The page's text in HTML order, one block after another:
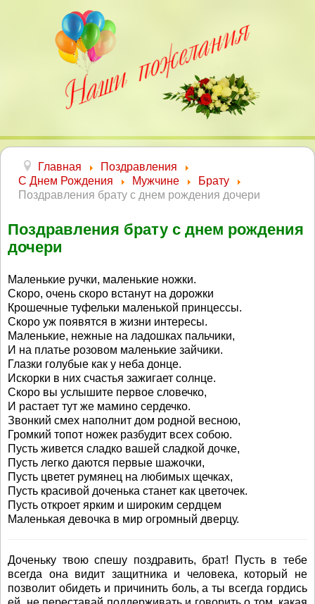
Главная
Поздравления
С Днем Рождения
Мужчине
Брату
Поздравления брату с днем рождения дочери
Поздравления брату с днем рождения
дочери
Маленькие ручки, маленькие ножки.
Скоро, очень скоро встанут на дорожки
Крошечные туфельки маленькой принцессы.
Скоро уж появятся в жизни интересы.
Маленькие, нежные на ладошках пальчики,
И на платье розовом маленькие зайчики.
Глазки голубые как у неба донце.
Искорки в них счастья зажигает солнце.
Скоро вы услышите первое словечко,
И растает тут же мамино сердечко.
Звонкий смех наполнит дом родной весною,
Громкий топот ножек разбудит всех собою.
Пусть живется сладко вашей сладкой дочке,
Пусть легко даются первые шажочки,
Пусть цветет румянец на любимых щечках,
Пусть красивой доченька станет как цветочек.
Пусть откроет ярким и широким сердцем
Маленькая девочка в мир огромный дверцу.
Доченьку твою спешу поздравить, брат! Пусть в тебе
всегда она видит защитника и человека, который не
позволит обидеть и причинить боль, а ты всегда гордись